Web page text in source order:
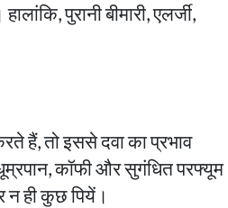
पुरानी बीमारी, एलर्जी,
हैं, तो इससे दवा का प्रभाव
कॉफी और सुगंधित परफ्यूम
न ही कुछ पियें।